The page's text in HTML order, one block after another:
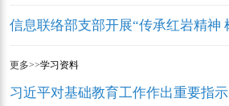
更多>>学习资料
习近平对基础教育工作作出重要指示